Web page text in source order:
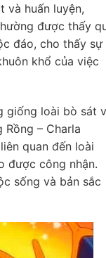
và huấn luyện,
được thấy
đáo, cho thấy sự
khổ của việc
giống loài bò sát
– Charla
quan đến loài
được công nhận.
sống và bản sắc